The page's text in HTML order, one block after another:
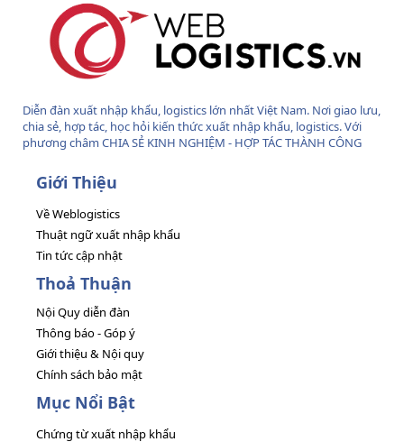
Diễn đàn xuất nhập khẩu, logistics lớn nhất Việt Nam. Nơi giao lưu,
chia sẻ, hợp tác, học hỏi kiến thức xuất nhập khẩu, logistics. Với
phương châm CHIA SẺ KINH NGHIỆM - HỢP TÁC THÀNH CÔNG
Giới Thiệu
Về Weblogistics
Thuật ngữ xuất nhập khẩu
Tin tức cập nhật
Thoả Thuận
Nội Quy diễn đàn
Thông báo - Góp ý
Giới thiệu & Nội quy
Chính sách bảo mật
Mục Nổi Bật
Chứng từ xuất nhập khẩu